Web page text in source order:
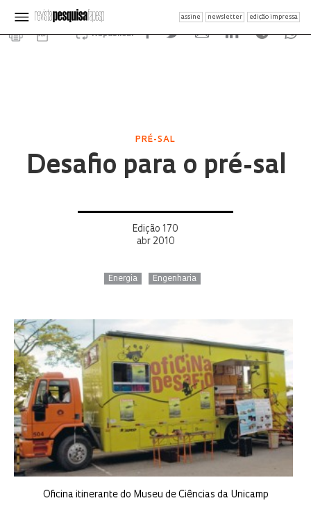
assine newsletter edição impressa
Republicar
PRÉ-SAL
Desafio para o pré-sal
Edição 170
abr 2010
Energia Engenharia
Oficina itinerante do Museu de Ciências da Unicamp